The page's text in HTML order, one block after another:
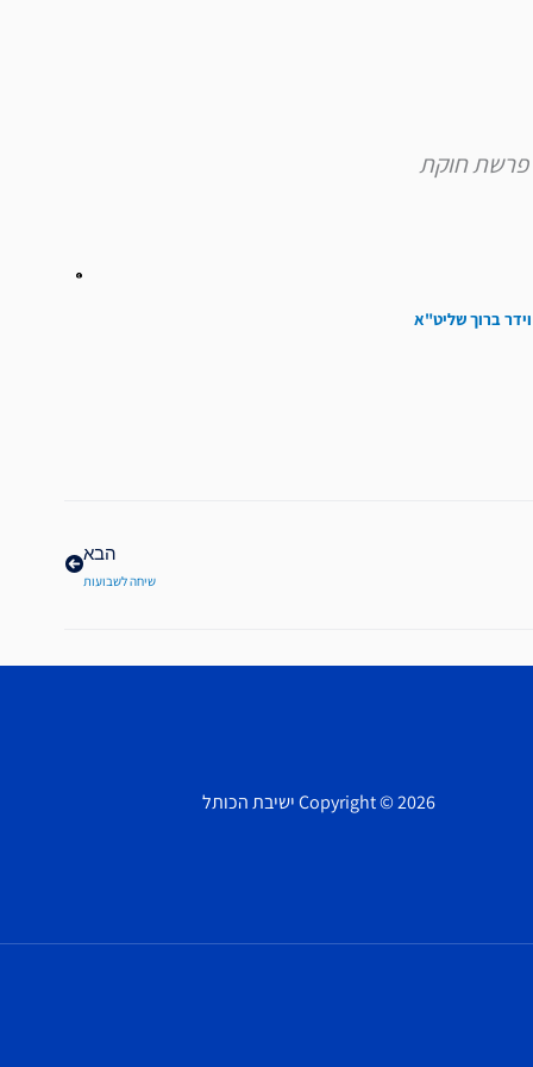
ברוך שליט"א
הבא
שיחה לשבועות
Copyright © 2026 ישיבת הכותל